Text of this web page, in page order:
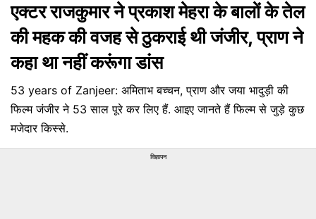
एक्टर राजकुमार ने प्रकाश मेहरा के बालों के तेल
की महक की वजह से ठुकराई थी जंजीर, प्राण ने
कहा था नहीं करूंगा डांस
53 years of Zanjeer: अमिताभ बच्चन, प्राण और जया भादुड़ी की
फिल्म जंजीर ने 53 साल पूरे कर लिए हैं. आइए जानते हैं फिल्म से जुड़े कुछ
मजेदार किस्से.
विज्ञापन